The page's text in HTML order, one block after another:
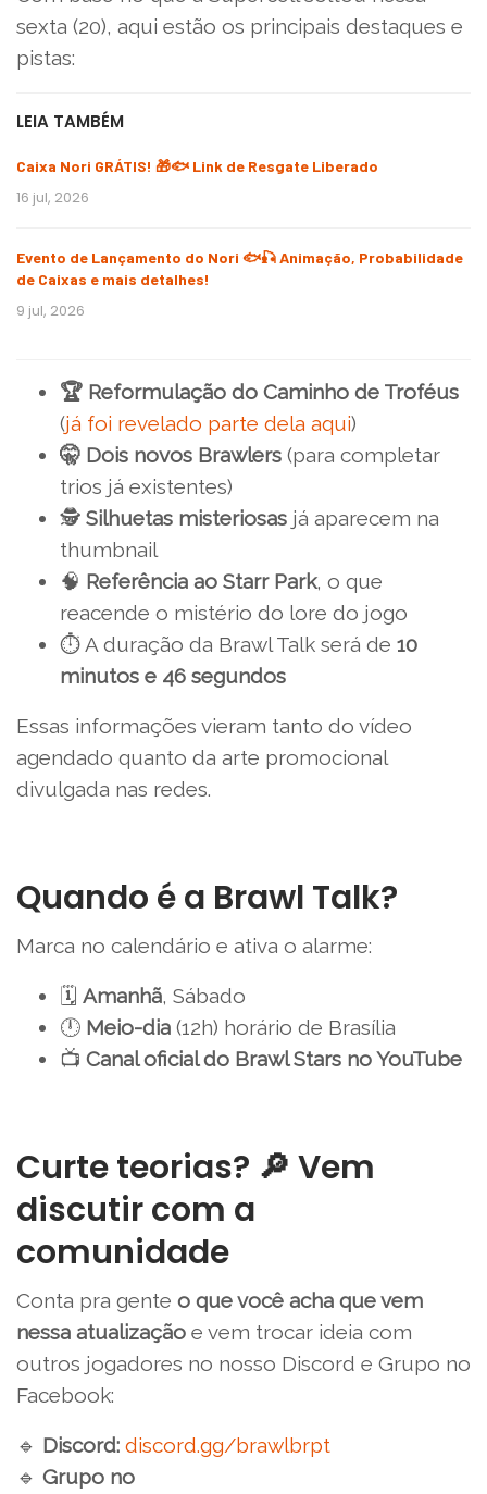
sexta (20), aqui estão os principais destaques e
pistas:
LEIA TAMBÉM
Caixa Nori GRÁTIS! 🎁🐟 Link de Resgate Liberado
16 jul, 2026
Evento de Lançamento do Nori 🐟🎣 Animação, Probabilidade
de Caixas e mais detalhes!
9 jul, 2026
🏆 Reformulação do Caminho de Troféus
(já foi revelado parte dela aqui)
🤫 Dois novos Brawlers (para completar
trios já existentes)
🕵️ Silhuetas misteriosas já aparecem na
thumbnail
🧠 Referência ao Starr Park, o que
reacende o mistério do lore do jogo
⏱️ A duração da Brawl Talk será de 10
minutos e 46 segundos
Essas informações vieram tanto do vídeo
agendado quanto da arte promocional
divulgada nas redes.
Quando é a Brawl Talk?
Marca no calendário e ativa o alarme:
🗓️ Amanhã, Sábado
🕛 Meio-dia (12h) horário de Brasília
📺 Canal oficial do Brawl Stars no YouTube
Curte teorias? 🔎 Vem
discutir com a
comunidade
Conta pra gente o que você acha que vem
nessa atualização e vem trocar ideia com
outros jogadores no nosso Discord e Grupo no
Facebook:
🔹 Discord: discord.gg/brawlbrpt
🔹 Grupo no